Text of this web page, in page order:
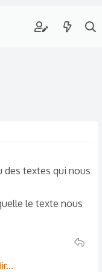
des textes qui nous
le texte nous
autres